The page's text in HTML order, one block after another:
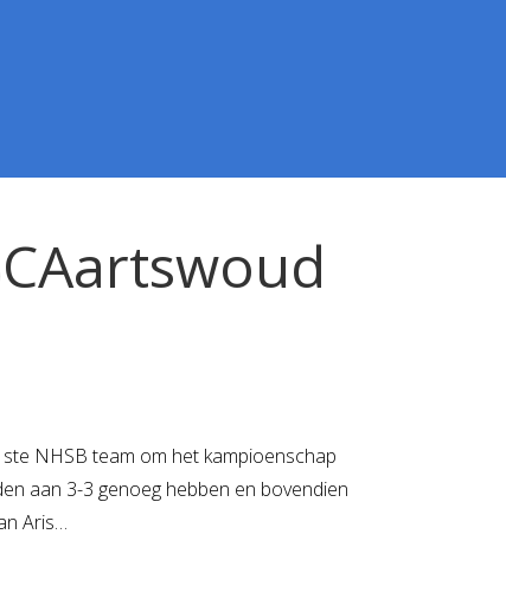
NHSB team om het kampioenschap
aan 3-3 genoeg hebben en bovendien
Aris…